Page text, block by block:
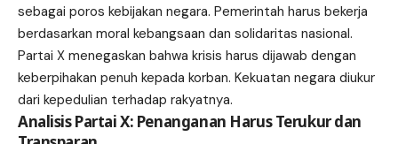
sebagai poros kebijakan negara. Pemerintah harus bekerja
berdasarkan moral kebangsaan dan solidaritas nasional.
Partai X menegaskan bahwa krisis harus dijawab dengan
keberpihakan penuh kepada korban. Kekuatan negara diukur
dari kepedulian terhadap rakyatnya.
Analisis Partai X: Penanganan Harus Terukur dan